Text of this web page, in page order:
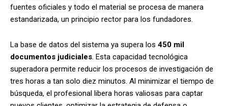
fuentes oficiales y todo el material se procesa de manera
estandarizada, un principio rector para los fundadores.
La base de datos del sistema ya supera los 450 mil
documentos judiciales. Esta capacidad tecnológica
superadora permite reducir los procesos de investigación de
tres horas a tan solo diez minutos. Al minimizar el tiempo de
búsqueda, el profesional libera horas valiosas para captar